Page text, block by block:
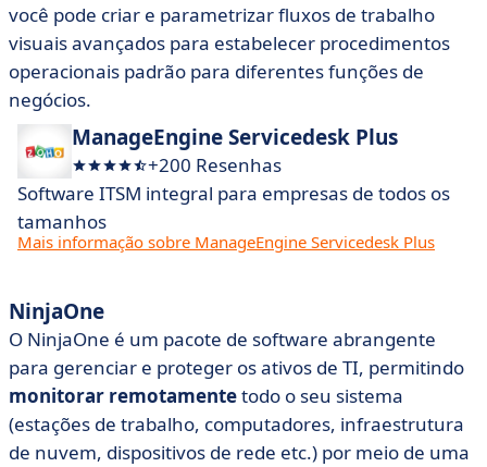
você pode criar e parametrizar fluxos de trabalho
visuais avançados para estabelecer procedimentos
operacionais padrão para diferentes funções de
negócios.
ManageEngine Servicedesk Plus
+200 Resenhas
Software ITSM integral para empresas de todos os
tamanhos
Mais informação sobre ManageEngine Servicedesk Plus
NinjaOne
O NinjaOne é um pacote de software abrangente
para gerenciar e proteger os ativos de TI, permitindo
monitorar remotamentetodo o seu sistema
(estações de trabalho, computadores, infraestrutura
de nuvem, dispositivos de rede etc.) por meio de uma